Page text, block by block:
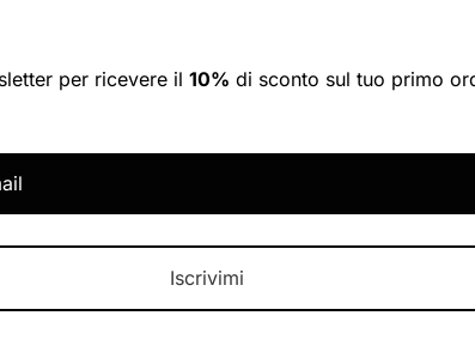
Vestito nero Norma Kamali
€225,00
per ricevere il 10% di sconto sul tuo primo
Iscrivimi